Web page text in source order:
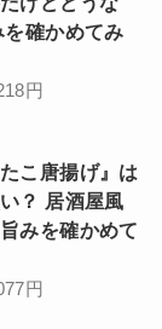
確かめてみ
円
こ唐揚げ』は
？ 居酒屋風
みを確かめて
円